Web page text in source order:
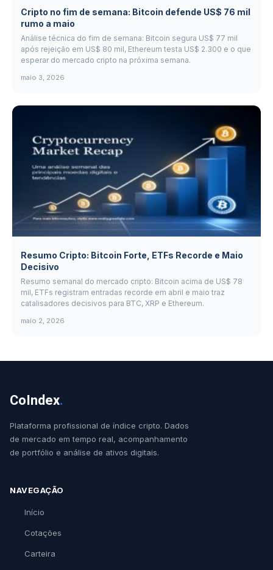
Cripto no fim de semana: Bitcoin defende US$ 76 mil
rumo a maio
Análise técnica do fim de semana: Bitcoin segura US$ 77 mil
após rejeição em US$ 80 mil, Ethereum testa US$ 2.300 e o que
esperar do mercado cripto na próxima semana.
maio 3, 2026
Resumo Cripto: Bitcoin Forte, ETFs Recorde e Maio
Decisivo
Resumo semanal do mercado cripto: Bitcoin acima de US$ 78
mil, ETFs registram entradas recorde em abril e maio traz
catalisadores decisivos para BTC, XRP e Ethereum.
maio 2, 2026
CoIndex.
Plataforma profissional de índice cripto. Dados
de mercado em tempo real, acompanhamento
de portfólio e análise de ativos digitais.
NAVEGAÇÃO
Início
Cotações
Carteira